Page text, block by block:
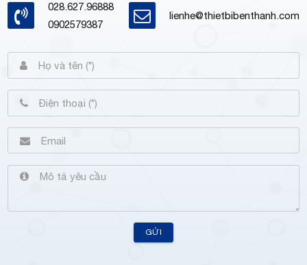
028.627.96888
0902579387
lienhe@thietbibenthanh.com
GỬI